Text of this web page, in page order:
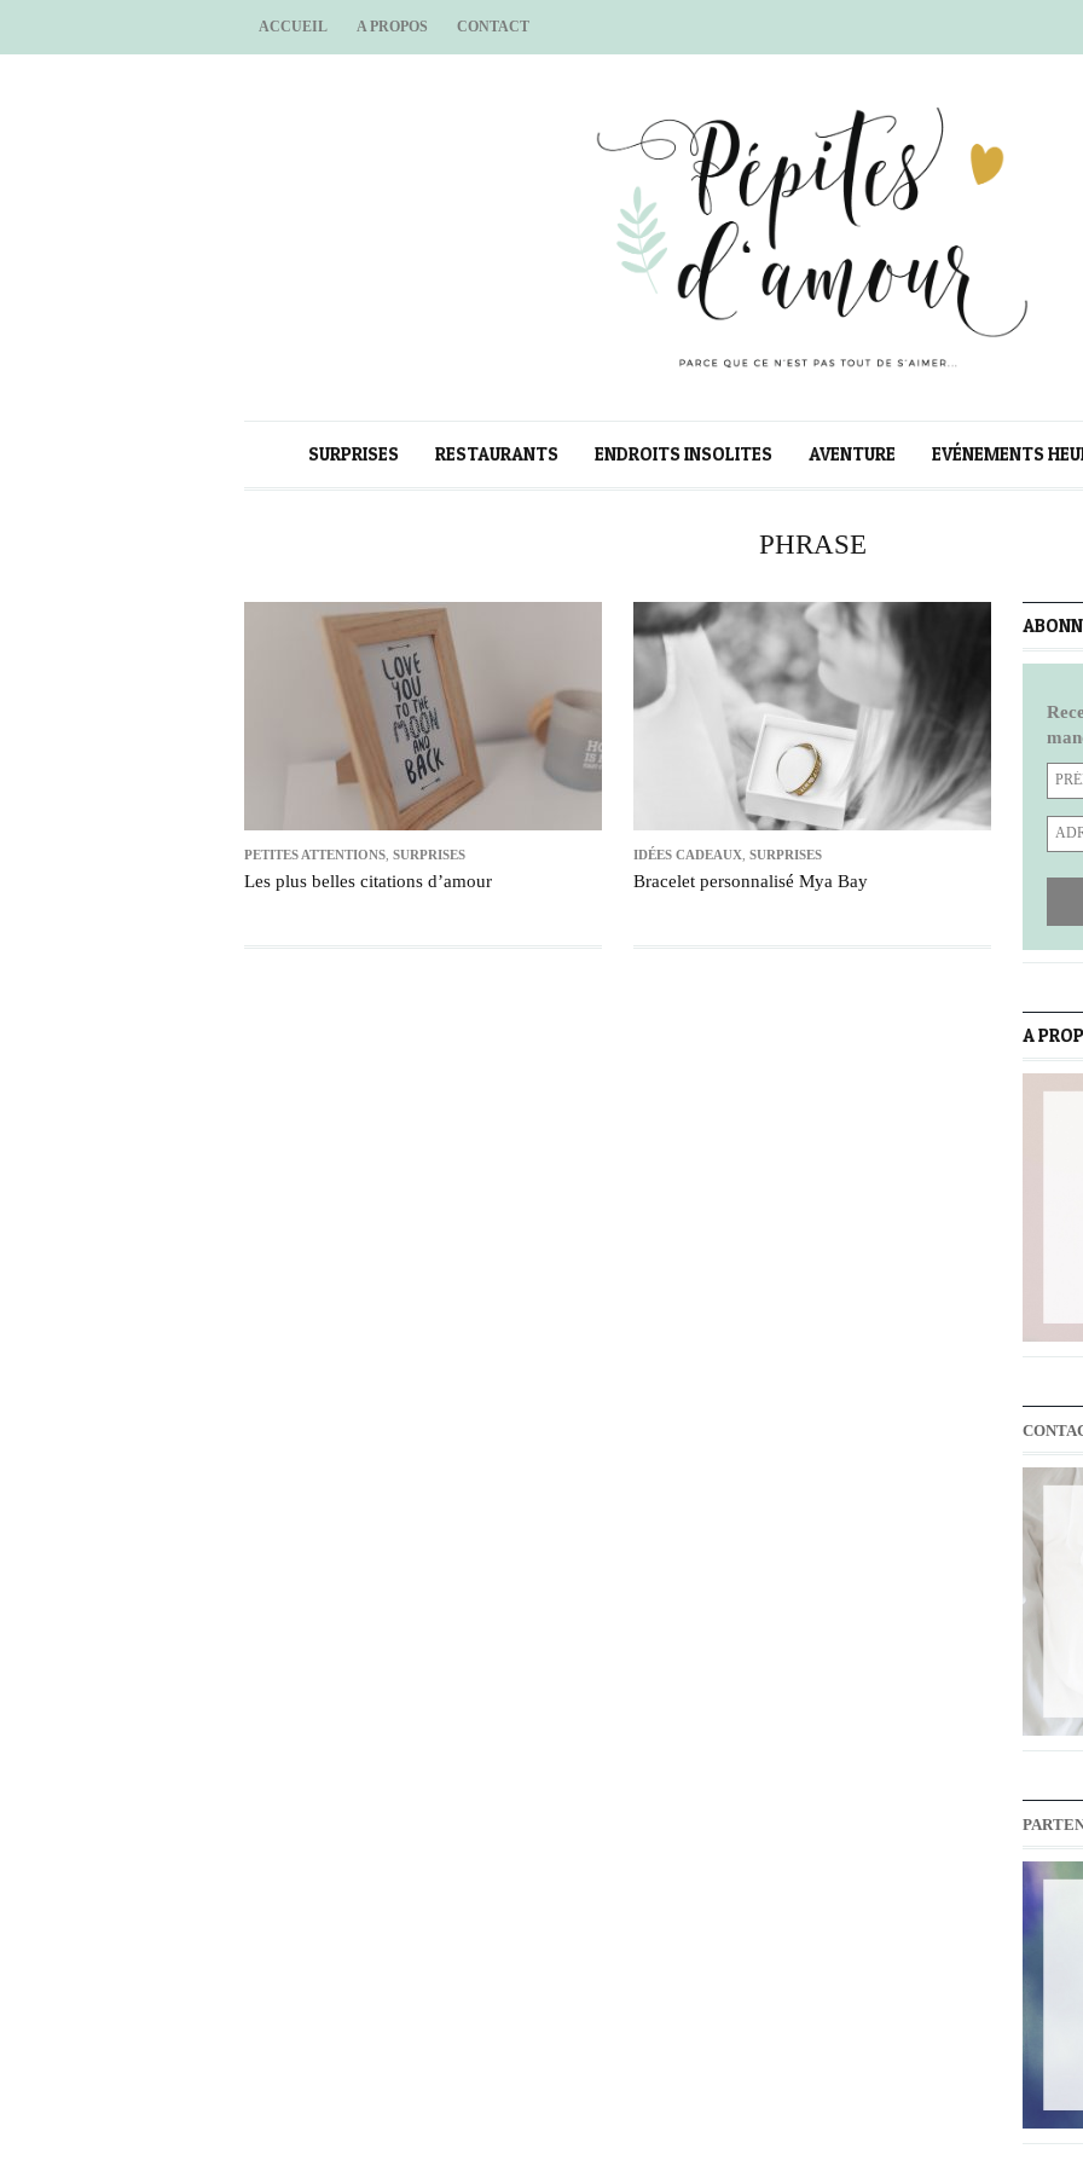
ACCUEIL A PROPOS CONTACT
SURPRISES RESTAURANTS ENDROITS INSOLITES AVENTURE EVÉNEMENTS
PHRASE
PETITES ATTENTIONS SURPRISES
Les plus belles citations d’amour
IDÉES CADEAUX SURPRISES
Bracelet personnalisé Mya Bay
A